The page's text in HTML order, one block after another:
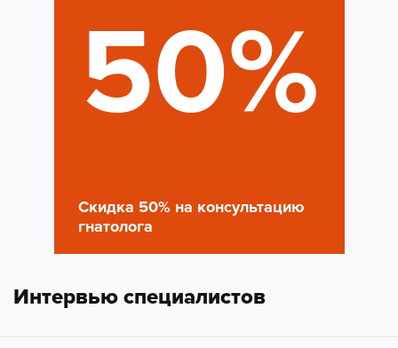
50%
Скидка 50% на консультацию
гнатолога
Интервью специалистов